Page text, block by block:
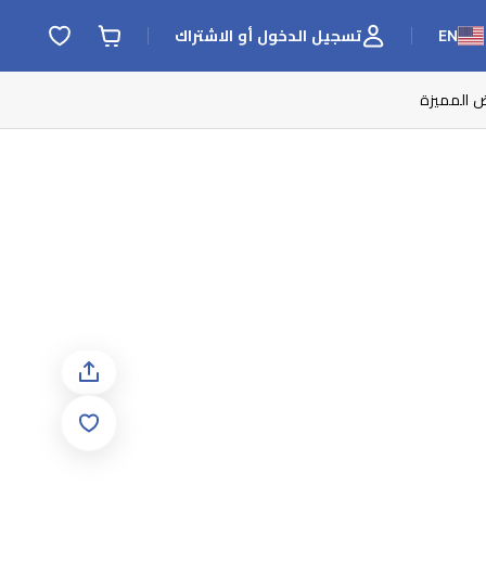
EN تسجيل الدخول أو الاشتراك
المميزة